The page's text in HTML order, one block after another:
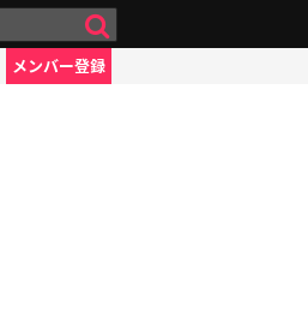
メンバー登録